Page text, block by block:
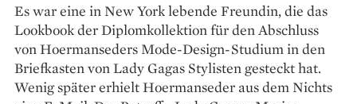
Es war eine in New York lebende Freundin, die das
Lookbook der Diplomkollektion für den Abschluss
von Hoermanseders Mode-Design-Studium in den
Briefkasten von Lady Gagas Stylisten gesteckt hat.
Wenig ­später erhielt Hoermanseder aus dem Nichts